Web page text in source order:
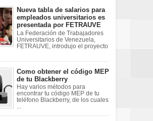
Nueva tabla de salarios para
empleados universitarios es
presentada por FETRAUVE
La Federación de Trabajadores
Universitarios de Venezuela,
FETRAUVE, introdujo el proyecto
Como obtener el código MEP
de tu Blackberry
Hay varios métodos para
encontrar tu código MEP de tu
teléfono Blackberry, de los cuales